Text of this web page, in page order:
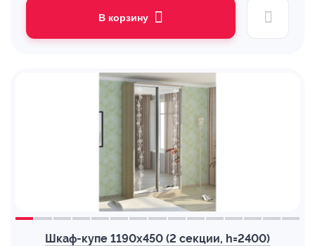
В корзину
Шкаф-купе 1190х450 (2 секции, h=2400)